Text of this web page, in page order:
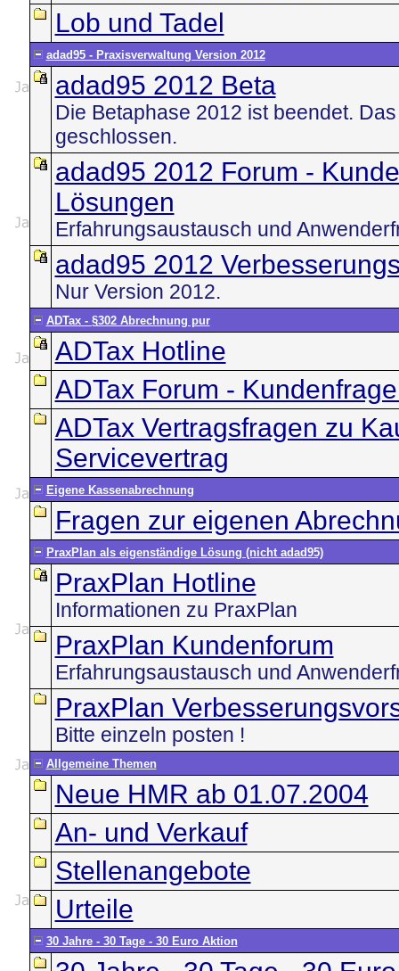
Lob und Tadel
adad95 - Praxisverwaltung Version 2012
adad95 2012 Beta
Die Betaphase 2012 ist beendet.
geschlossen.
adad95 2012 Forum -
Lösungen
Erfahrungsaustausch und
adad95 2012
Nur Version 2012.
ADTax - §302 Abrechnung pur
ADTax Hotline
ADTax Forum -
ADTax Vertragsfragen zu
Servicevertrag
Eigene Kassenabrechnung
Fragen zur eigenen
PraxPlan als eigenständige Lösung (nicht adad95)
PraxPlan Hotline
Informationen zu PraxPlan
PraxPlan Kundenforum
Erfahrungsaustausch und
PraxPlan
Bitte einzeln posten !
Allgemeine Themen
Neue HMR ab 01.07.2004
An- und Verkauf
Stellenangebote
Urteile
30 Jahre - 30 Tage - 30 Euro Aktion